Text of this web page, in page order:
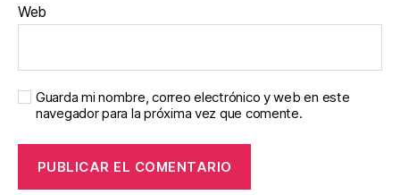
Web
Guarda mi nombre, correo electrónico y web en este
navegador para la próxima vez que comente.